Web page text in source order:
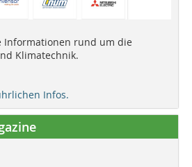
Informationen rund um die
Klimatechnik.
Infos.